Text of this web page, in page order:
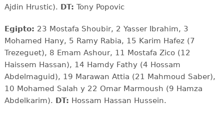
Ajdin Hrustic). DT: Tony Popovic
Egipto: 23 Mostafa Shoubir, 2 Yasser Ibrahim, 3
Mohamed Hany, 5 Ramy Rabia, 15 Karim Hafez (7
Trezeguet), 8 Emam Ashour, 11 Mostafa Zico (12
Haissem Hassan), 14 Hamdy Fathy (4 Hossam
Abdelmaguid), 19 Marawan Attia (21 Mahmoud Saber),
10 Mohamed Salah y 22 Omar Marmoush (9 Hamza
Abdelkarim). DT: Hossam Hassan Hussein.